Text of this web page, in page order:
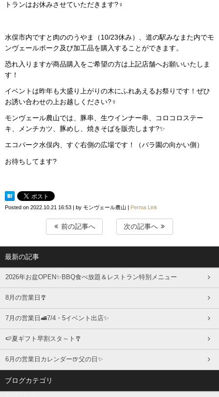
トランはお休みさせていただきます?‍♀️
水俣市内ですと肉ののうやま（10/23休み）、道の駅みなまた内でモ
ンヴェールポーク及び加工品を購入することができます。
恐れ入りますが商品購入をご希望の方は上記店舗へお願いいたしま
す！
イベントは昨年も大盛り上がりの木にふれあえるお祭りです！ぜひ
お誘い合わせの上お越しください?‍♀️
モンヴェール農山では、豚串、生ウインナー串、コロコロステー
キ、メンチカツ、豚めし、焼きそばを販売します?✨
エコパーク水俣内、すぐ右側の広場です！（バラ園の向かい側）
お待ちしてます?
Posted on 2022.10.21 16:53 | by モンヴェール農山 | Perma Link
前の記事へ 次の記事へ
最新の記事
2026年お盆OPEN✨BBQ食べ放題＆レストラン特別メニュー
8月の営業日🎐
7月の営業日🚅7/4・5イベント出店✨
🍉夏ギフト早割スタ～ト🎐
6月の営業日カレンダー🍺父の日✨
ブログカテゴリ